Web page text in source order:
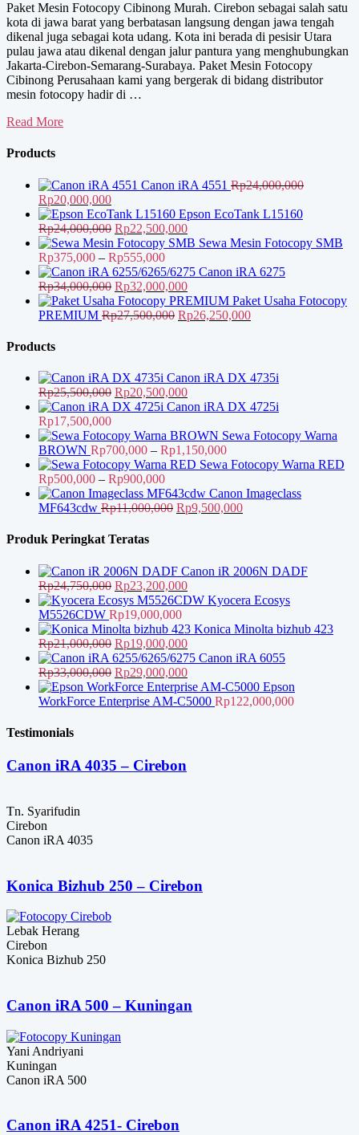
Paket Mesin Fotocopy Cibinong Murah. Cirebon sebagai salah satu
kota di jawa barat yang berbatasan langsung dengan jawa tengah
dikenal juga sebagai kota udang. Kota ini berada di pesisir Utara
pulau jawa atau dikenal dengan jalur pantura yang menghubungkan
Jakarta-Cirebon-Semarang-Surabaya. Paket Mesin Fotocopy
Cibinong Perusahaan kami yang bergerak di bidang distributor
mesin fotocopy hadir di …
Paket
Fotocopy
Read More
Products
Canon iRA 4551 Rp24,000,000
Harga
aslinya
adalah:
Rp24,000,000.
Rp20,000,000Harga
saat
ini
adalah:
Rp20,000,000.
Epson EcoTank L15160
Rp24,000,000 Harga
aslinya
adalah:
Rp24,000,000.
Rp22,500,000Harga
saat
adalah:
Rp22,500,000.
Sewa Mesin Fotocopy SMB
Rp375,000 – Rp555,000Rentang
harga:
Rp375,000
hingga
Rp555,000
Canon iRA 6275
Rp34,000,000 Harga
aslinya
adalah:
Rp32,000,000Harga
saat
ini
Paket Usaha Fotocopy
PREMIUM Rp27,500,000 Harga
Rp26,250,000Harga
Rp26,250,000.
Products
Canon iRA DX 4735i
Rp25,500,000 Harga
aslinya
Rp25,500,000.
Rp20,500,000Harga
saat
adalah:
Rp20,500,000.
Canon iRA DX 4725i
Rp17,500,000
Sewa Fotocopy Warna
BROWN Rp700,000 – Rp1,150,000Rentang
harga:
hingga
Rp1,150,000
Sewa Fotocopy Warna RED
Rp500,000 – Rp900,000Rentang
harga:
Rp500,000
Canon Imageclass
MF643cdw Rp11,000,000 Harga
Rp9,500,000Harga
Rp9,500,000.
Produk Peringkat Teratas
Canon iR 2006N DADF
Rp24,750,000 Harga
aslinya
adalah:
Rp24,750,000.
Rp23,200,000Harga
saat
adalah:
Rp23,200,000.
Kyocera Ecosys
M5526CDW Rp19,000,000
Konica Minolta bizhub 423
Rp21,000,000 Harga
aslinya
adalah:
Rp21,000,000.
Rp19,000,000Harga
saat
ini
adalah:
Rp19,000,000.
Canon iRA 6055
Rp33,000,000 Harga
aslinya
adalah:
Rp29,000,000Harga
saat
ini
Epson
WorkForce Enterprise AM-C5000 Rp122,000,000
Testimonials
Canon iRA 4035 – Cirebon
Tn. Syarifudin
Cirebon
Canon iRA 4035
Konica Bizhub 250 – Cirebon
Lebak Herang
Cirebon
Konica Bizhub 250
Canon iRA 500 – Kuningan
Yani Andriyani
Kuningan
Canon iRA 500
Canon iRA 4251- Cirebon